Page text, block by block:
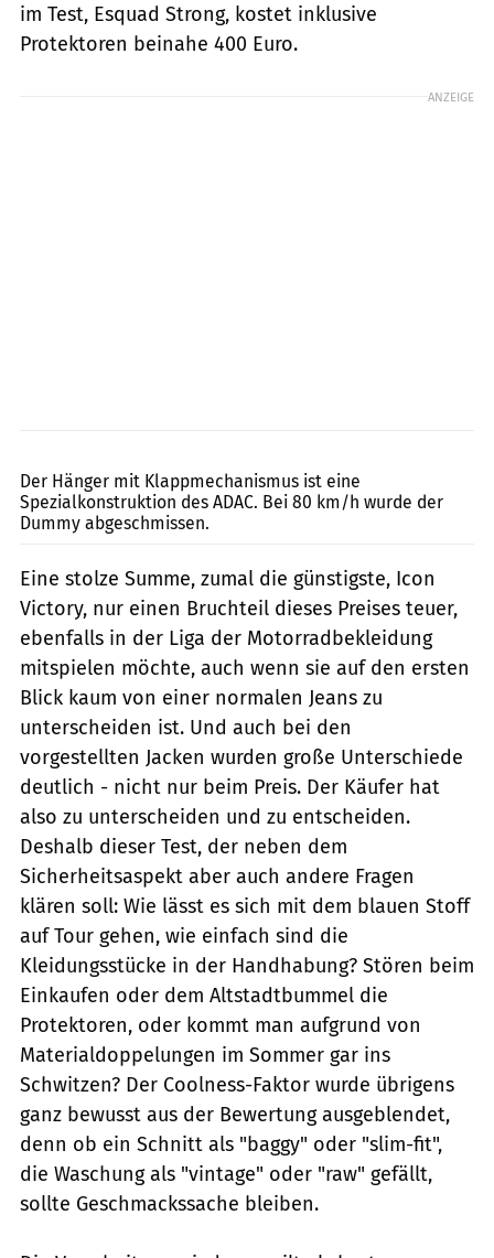
im Test, Esquad Strong, kostet inklusive
Protektoren beinahe 400 Euro.
ANZEIGE
Der Hänger mit Klappmechanismus ist eine
Spezialkonstruktion des ADAC. Bei 80 km/h wurde der
Dummy abgeschmissen.
Eine stolze Summe, zumal die günstigste, Icon
Victory, nur einen Bruchteil dieses Preises teuer,
ebenfalls in der Liga der Motorradbekleidung
mitspielen möchte, auch wenn sie auf den ersten
Blick kaum von einer normalen Jeans zu
unterscheiden ist. Und auch bei den
vorgestellten Jacken wurden große Unterschiede
deutlich - nicht nur beim Preis. Der Käufer hat
also zu unterscheiden und zu entscheiden.
Deshalb dieser Test, der neben dem
Sicherheitsaspekt aber auch andere Fragen
klären soll: Wie lässt es sich mit dem blauen Stoff
auf Tour gehen, wie einfach sind die
Kleidungsstücke in der Handhabung? Stören beim
Einkaufen oder dem Altstadtbummel die
Protektoren, oder kommt man aufgrund von
Materialdoppelungen im Sommer gar ins
Schwitzen? Der Coolness-Faktor wurde übrigens
ganz bewusst aus der Bewertung ausgeblendet,
denn ob ein Schnitt als "baggy" oder "slim-fit",
die Waschung als "vintage" oder "raw" gefällt,
sollte Geschmackssache bleiben.